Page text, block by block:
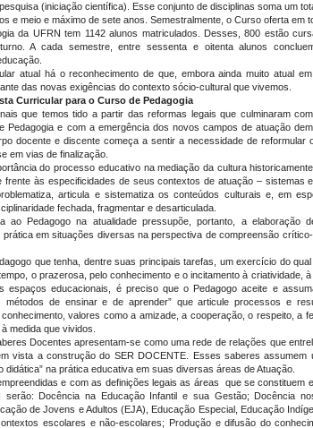
(iniciação científica). Esse conjunto de disciplinas soma um
e meio e máximo de sete anos. Semestralmente, o Curso oferta em
da UFRN tem 1142 alunos matriculados. Desses, 800 estão
A cada semestre, entre sessenta e oitenta alunos
atual há o reconhecimento de que, embora ainda muito atual
das novas exigências do contexto sócio-cultural que vivemos.
Curricular para o Curso de Pedagogia
que temos tido a partir das reformas legais que culminaram
Pedagogia e com a emergência dos novos campos de atuação
docente e discente começa a sentir a necessidade de
em vias de finalização.
do processo educativo na mediação da cultura
frente às especificidades de seus contextos de atuação – sistemas
articula e sistematiza os conteúdos culturais e, em
fechada, fragmentar e desarticulada.
ao Pedagogo na atualidade pressupõe, portanto, a elaboração
prática em situações diversas na perspectiva de compreensão
que tenha, dentre suas principais tarefas, um exercício do
o prazerosa, pelo conhecimento e o incitamento à criatividade,
educacionais, é preciso que o Pedagogo aceite e
métodos de ensinar e de aprender” que articule processos e
valores como a amizade, a cooperação, o respeito, a
medida que vividos.
Docentes apresentam-se como uma rede de relações que
vista a construção do SER DOCENTE. Esses saberes assumem
didática” na prática educativa em suas diversas áreas de Atuação.
e com as definições legais as áreas que se constituem
Docência na Educação Infantil e sua Gestão; Docência
de Jovens e Adultos (EJA), Educação Especial, Educação
escolares e não-escolares; Produção e difusão do